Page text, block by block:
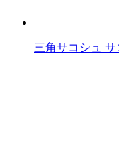
三角サコシュ